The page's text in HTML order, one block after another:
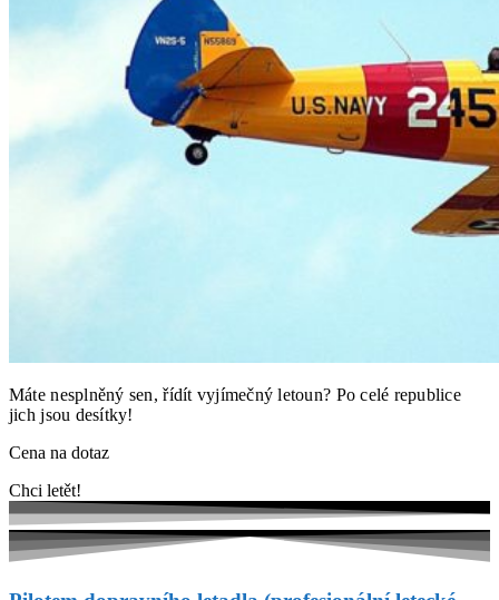
Máte nesplněný sen, řídít vyjímečný letoun? Po celé republice
jich jsou desítky!
Cena na dotaz
Chci letět!